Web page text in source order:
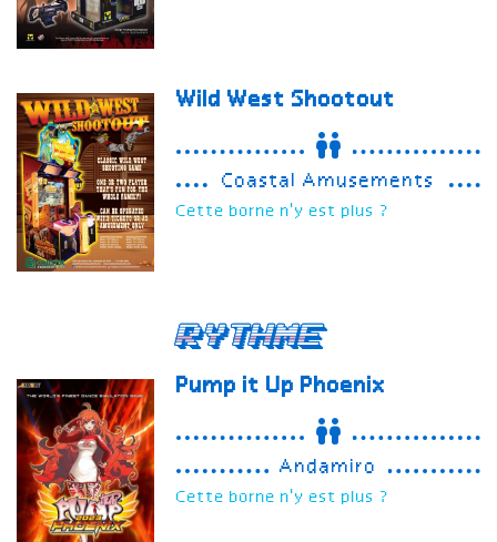
Wild West Shootout
Coastal Amusements
Cette borne n'y est plus ?
Rythme
Pump it UpPhoenix
Andamiro
Cette borne n'y est plus ?